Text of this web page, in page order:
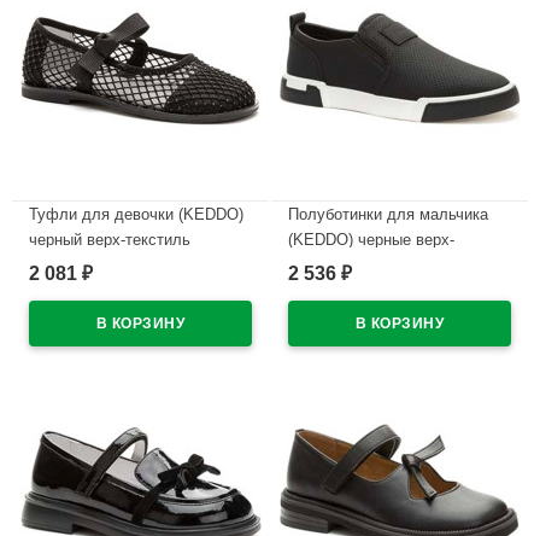
Туфли для девочки (KEDDO)
черный верх-текстиль
подкладка-натуральная кожа
2 081 ₽
Полуботинки для мальчика
(KEDDO) черные верх-
искусственная кожа
артикул 558145/25-01
2 536 ₽